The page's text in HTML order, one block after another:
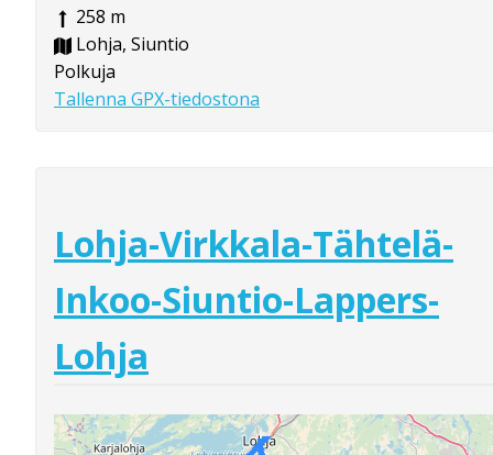
258 m
Lohja, Siuntio
Polkuja
Tallenna GPX-tiedostona
Lohja-Virkkala-Tähtelä-
Inkoo-Siuntio-Lappers-
Lohja